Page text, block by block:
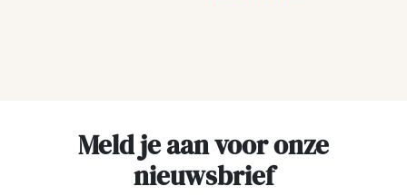
Meld je aan voor onze
nieuwsbrief